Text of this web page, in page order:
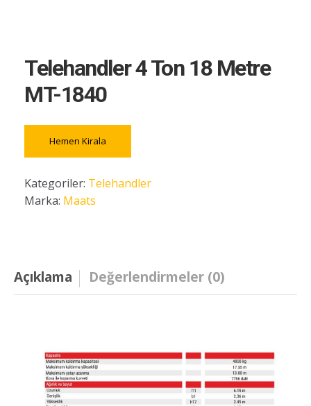
Telehandler 4 Ton 18 Metre
MT-1840
Hemen Kirala
Kategoriler: Telehandler
Marka: Maats
Açıklama Değerlendirmeler (0)